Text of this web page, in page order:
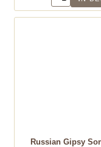
Russian Gipsy